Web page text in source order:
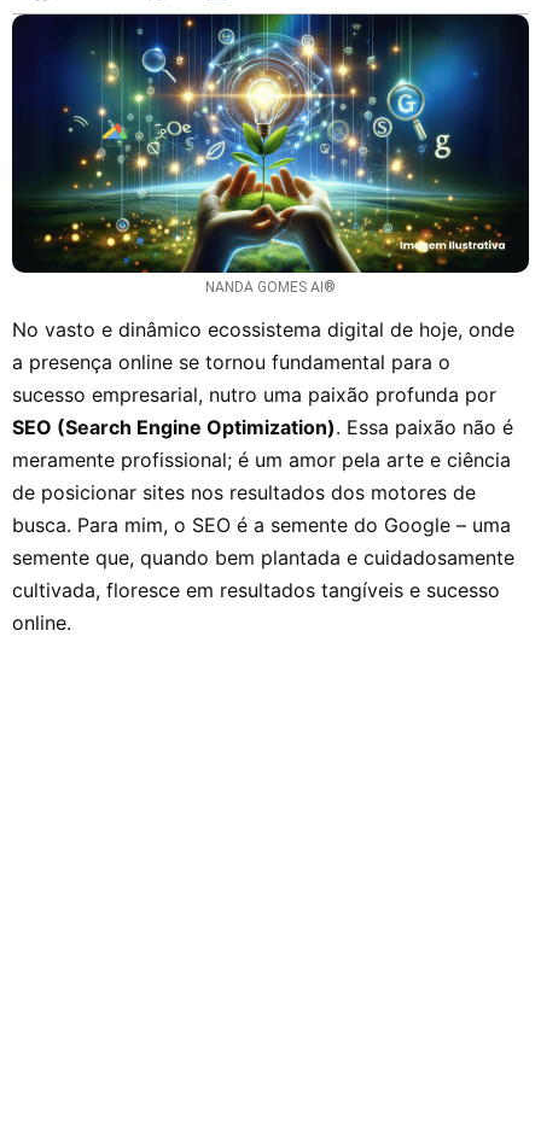
NANDA GOMES AI®
No vasto e dinâmico ecossistema digital de hoje, onde
a presença online se tornou fundamental para o
sucesso empresarial, nutro uma paixão profunda por
SEO (Search Engine Optimization). Essa paixão não é
meramente profissional; é um amor pela arte e ciência
de posicionar sites nos resultados dos motores de
busca. Para mim, o SEO é a semente do Google – uma
semente que, quando bem plantada e cuidadosamente
cultivada, floresce em resultados tangíveis e sucesso
online.